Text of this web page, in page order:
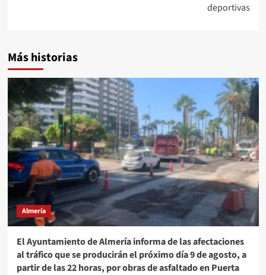
deportivas
Más historias
Almería
El Ayuntamiento de Almería informa de las afectaciones
al tráfico que se producirán el próximo día 9 de agosto, a
partir de las 22 horas, por obras de asfaltado en Puerta